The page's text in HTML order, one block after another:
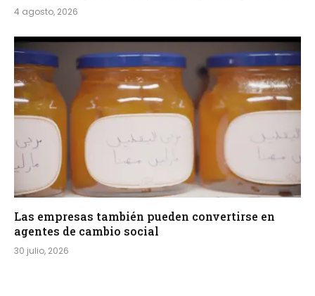
4 agosto, 2026
Las empresas también pueden convertirse en
agentes de cambio social
30 julio, 2026